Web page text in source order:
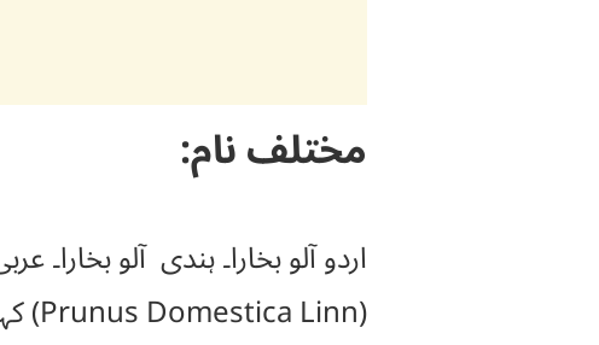
مختلف نام:
(Prunus Domestica Linn) کہتے ہیں۔